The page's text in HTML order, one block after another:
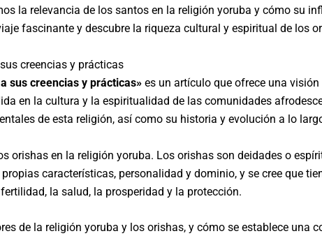
la relevancia de los santos en la religión yoruba y cómo su
fascinante y descubre la riqueza cultural y espiritual de los
creencias y prácticas
sus creencias y prácticas» es un artículo que ofrece una
en la cultura y la espiritualidad de las comunidades
de esta religión, así como su historia y evolución a lo
orishas en la religión yoruba. Los orishas son deidades o
características, personalidad y dominio, y se cree que
la salud, la prosperidad y la protección.
de la religión yoruba y los orishas, y cómo se establece una